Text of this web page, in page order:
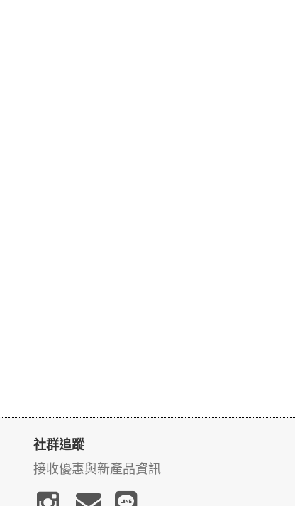
社群追蹤
接收優惠與新產品資訊